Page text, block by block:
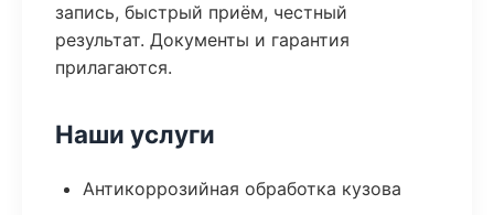
запись, быстрый приём, честный
результат. Документы и гарантия
прилагаются.
Наши услуги
Антикоррозийная обработка кузова